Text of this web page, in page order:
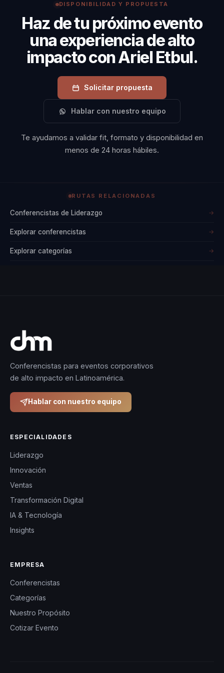
DISPONIBILIDAD Y PROPUESTA
Haz de tu próximo evento
una experiencia de alto
impacto con Ariel Etbul.
Solicitar propuesta
Hablar con nuestro equipo
Te ayudamos a validar fit, formato y disponibilidad en
menos de 24 horas hábiles.
RUTAS RELACIONADAS
Conferencistas de Liderazgo →
Explorar conferencistas →
Explorar categorías →
Conferencistas para eventos corporativos
de alto impacto en Latinoamérica.
Hablar con nuestro equipo
ESPECIALIDADES
Liderazgo
Innovación
Ventas
Transformación Digital
IA & Tecnología
Insights
EMPRESA
Conferencistas
Categorías
Nuestro Propósito
Cotizar Evento